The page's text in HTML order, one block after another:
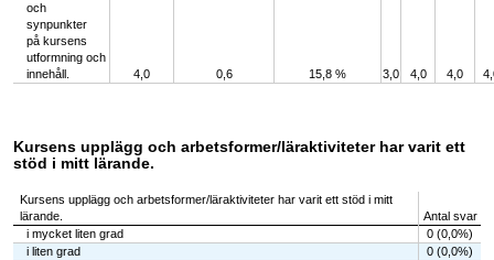
och
synpunkter
på kursens
utformning och
innehåll.
4,0 0,6 15,8 % 3,0 4,0 4,0
Kursens upplägg och arbetsformer/läraktiviteter har varit ett
stöd i mitt lärande.
Kursens upplägg och arbetsformer/läraktiviteter har varit ett stöd i mitt
lärande.
Antal svar
i mycket liten grad
0 (0,0%)
i liten grad
0 (0,0%)